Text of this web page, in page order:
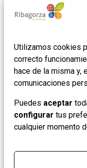
Utilizamos cookies
correcto
hace de la misma y,
comunicaciones
Puedes aceptar
configurar tus
cualquier momento
eres tú